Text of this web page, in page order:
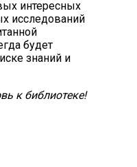
интересных
исследований
будет
знаний и
к библиотеке!